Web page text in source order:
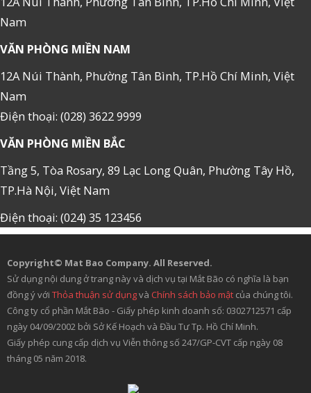
Nam
VĂN PHÒNG MIỀN NAM
12A Núi Thành, Phường Tân Bình, TP.Hồ Chí Minh, Việt
Nam
Điện thoại: (028) 3622 9999
VĂN PHÒNG MIỀN BẮC
Tầng 5, Tòa Rosary, 89 Lạc Long Quân, Phường Tây Hồ,
TP.Hà Nội, Việt Nam
Điện thoại: (024) 35 123456
Copyright© Mat Bao Company. All Reserved.
Sử dụng nội dung ở trang này và dịch vụ tại Mắt Bão có nghĩa là bạn
đồng ý với Thỏa thuận sử dụngvà Chính sách bảo mật của chúng tôi.
Công ty cổ phần Mắt Bão - Giấy phép kinh doanh số: 0302712571 cấp
ngày 04/09/2002 bởi Sở Kế Hoạch và Đầu Tư Tp. Hồ Chí Minh.
Giấy phép cung cấp dịch vụ Viễn thông số 247/GP-CVT cấp ngày 08
tháng 05 năm 2018.